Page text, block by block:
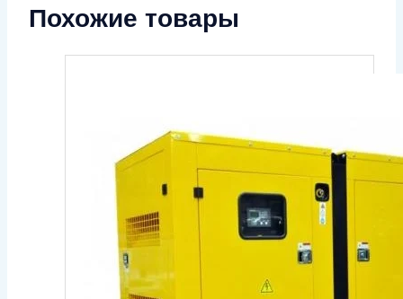
Похожие товары